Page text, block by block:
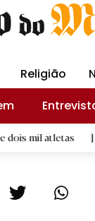
Religião
| D.Flor Deniz